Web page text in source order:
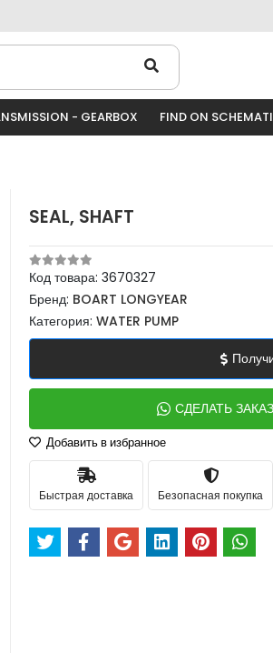
- GEARBOX FIND ON
SEAL, SHAFT
Код товара: 3670327
Бренд: BOART LONGYEAR
Категория: WATER PUMP
СДЕЛАТЬ
Добавить в избранное
Быстрая доставка Безопасная покупка